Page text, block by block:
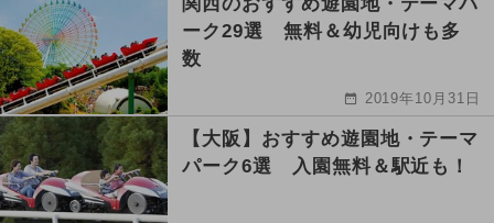
ーク29選 無料＆幼児向けも多
数
2019年10月31日
【大阪】おすすめ遊園地・テーマ
パーク6選 入園無料＆駅近も！